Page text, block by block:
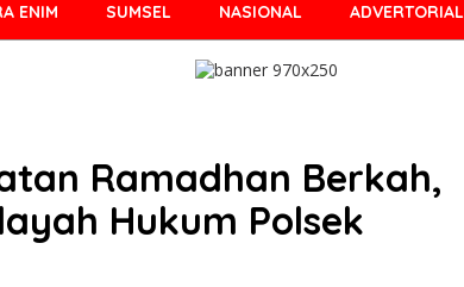
ENIM SUMSEL NASIONAL ADVERTORIAL
Ramadhan Berkah,
Hukum Polsek